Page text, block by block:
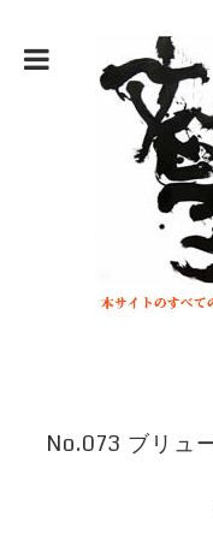
No.073 ブリュ